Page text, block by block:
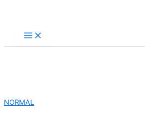
contenido
NORMAL